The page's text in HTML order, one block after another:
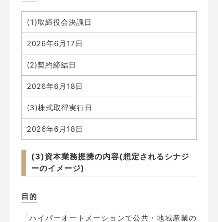
(1 )取締役会決議日
2026年6月17日
(2)契約締結日
2026年6月18日
(3)株式取得実行日
2026年6月18日
(3)資本業務提携の内容(想定されるシナジ
ーのイメージ)
目的
「ハイパーオートメーションで公共・地域産業の